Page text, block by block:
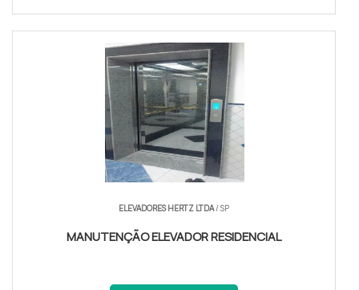
ELEVADORES HERTZ LTDA/ SP
MANUTENÇÃO ELEVADOR RESIDENCIAL